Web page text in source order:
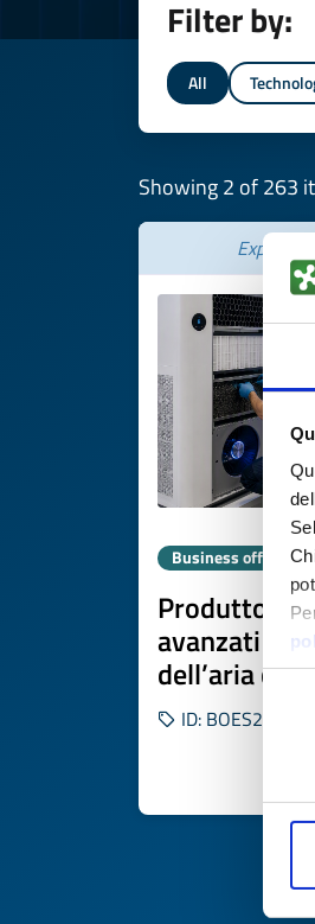
Filter by:
All
Showing 2 of 263
Expires on
Business offer
Produttore
avanzati di
dell’aria
ID: